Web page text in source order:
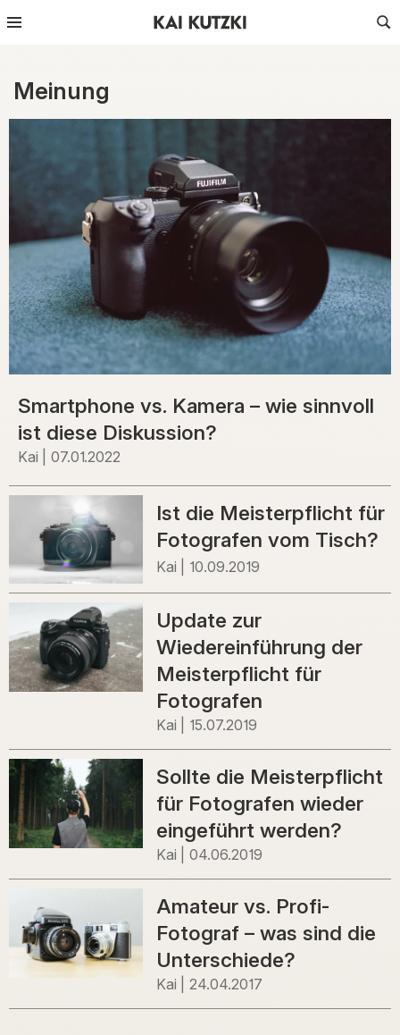
Meinung
Smartphone vs. Kamera – wie sinnvoll
ist diese Diskussion?
Kai 07.01.2022
Ist die Meisterpflicht für
Fotografen vom Tisch?
Kai 10.09.2019
Update zur
Wiedereinführung der
Meisterpflicht für
Fotografen
Kai 15.07.2019
Sollte die Meisterpflicht
für Fotografen wieder
eingeführt werden?
Kai 04.06.2019
Amateur vs. Profi-
Fotograf – was sind die
Unterschiede?
Kai 24.04.2017